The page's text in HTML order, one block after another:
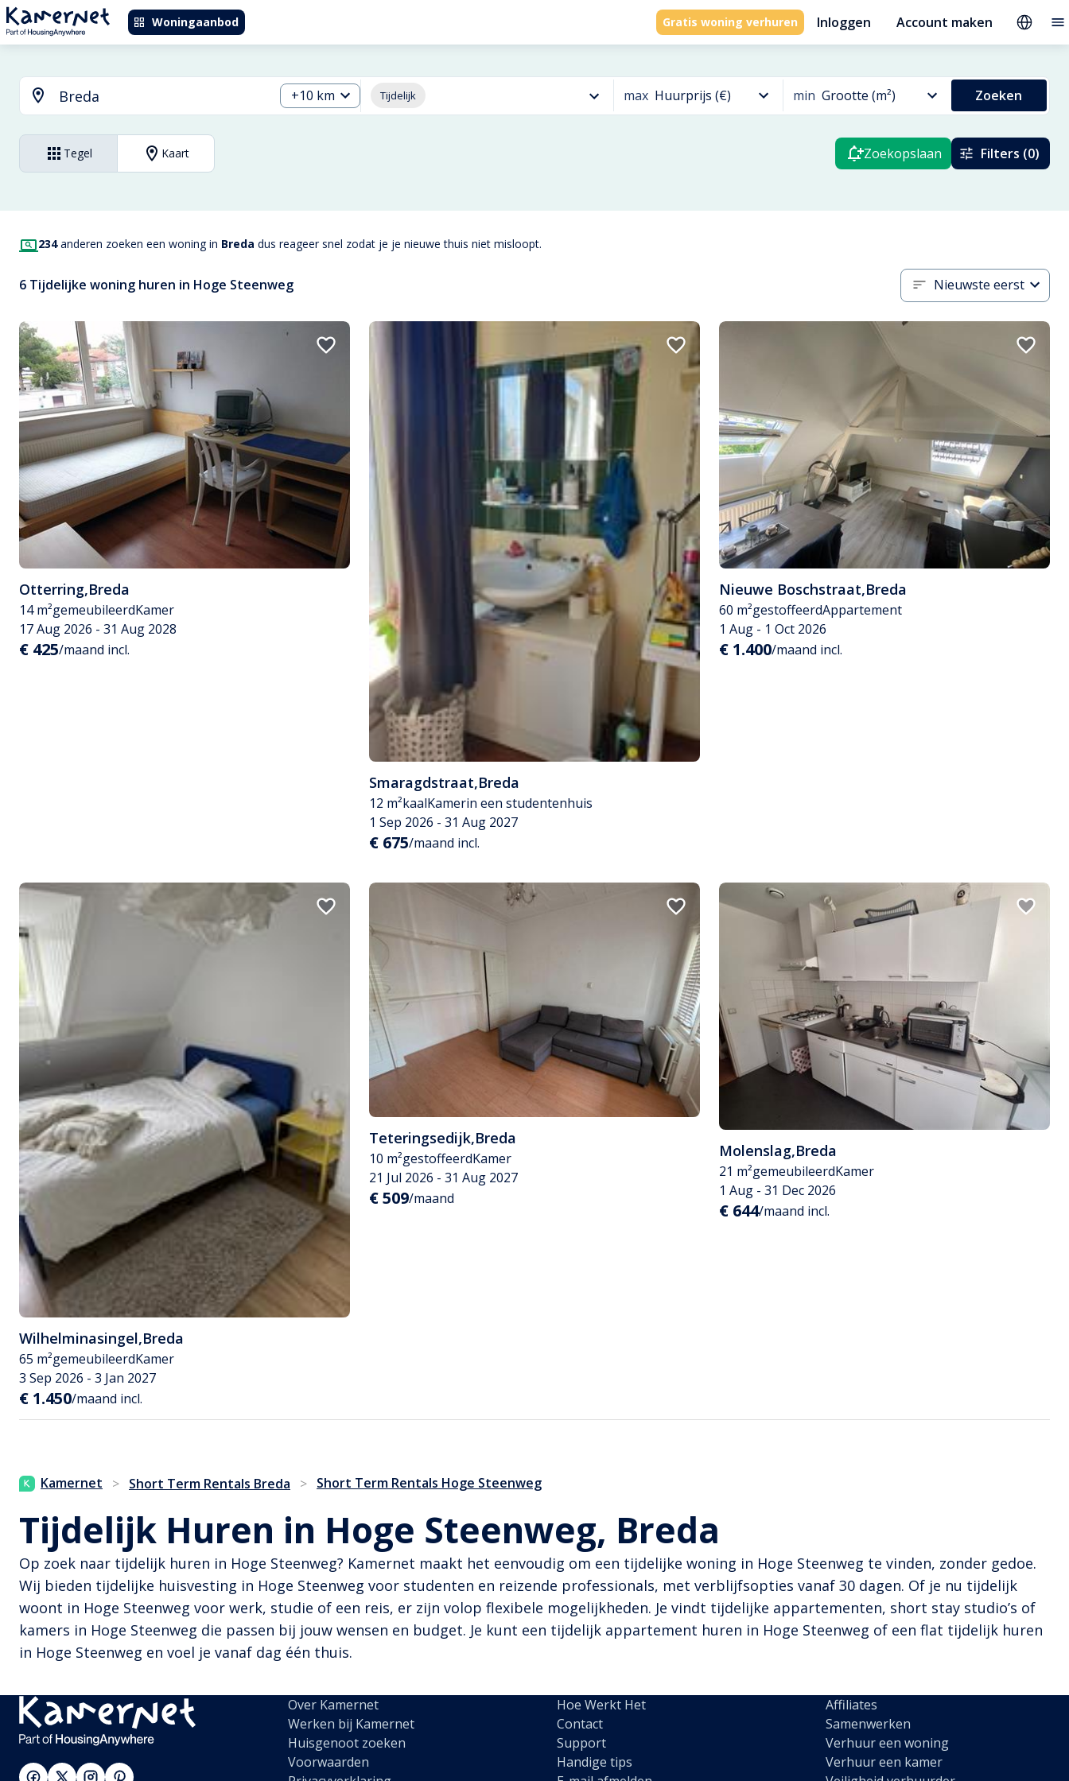
Woningaanbod Gratis woning verhuren Inloggen Account maken
+10 km Tijdelijk max Huurprijs (€) min Grootte (m²) Zoeken
Tegel Kaart Zoekopslaan Filters (0)
234anderen zoeken een woning in Breda dus reageer snel zodat je je nieuwe thuis niet misloopt.
6 Tijdelijke woning huren in Hoge Steenweg Nieuwste eerst
Otterring,Breda
14 m²gemeubileerdKamer
17 Aug 2026 - 31 Aug 2028
€ 425/maand incl.
Smaragdstraat,Breda
12 m²kaalKamerin een studentenhuis
1 Sep 2026 - 31 Aug 2027
€ 675/maand incl.
Nieuwe Boschstraat,Breda
60 m²gestoffeerdAppartement
1 Aug - 1 Oct 2026
€ 1.400/maand incl.
Wilhelminasingel,Breda
65 m²gemeubileerdKamer
3 Sep 2026 - 3 Jan 2027
€ 1.450/maand incl.
Teteringsedijk,Breda
10 m²gestoffeerdKamer
21 Jul 2026 - 31 Aug 2027
€ 509/maand
Molenslag,Breda
21 m²gemeubileerdKamer
1 Aug - 31 Dec 2026
€ 644/maand incl.
Kamernet > Short Term Rentals Breda > Short Term Rentals Hoge Steenweg
Tijdelijk Huren in Hoge Steenweg, Breda
Op zoek naar tijdelijk huren in Hoge Steenweg? Kamernet maakt het eenvoudig om een tijdelijke woning in Hoge Steenweg te vinden, zonder gedoe.
Wij bieden tijdelijke huisvesting in Hoge Steenweg voor studenten en reizende professionals, met verblijfsopties vanaf 30 dagen. Of je nu tijdelijk
woont in Hoge Steenweg voor werk, studie of een reis, er zijn volop flexibele mogelijkheden. Je vindt tijdelijke appartementen, short stay studio’s of
kamers in Hoge Steenweg die passen bij jouw wensen en budget. Je kunt een tijdelijk appartement huren in Hoge Steenweg of een flat tijdelijk huren
in Hoge Steenweg en voel je vanaf dag één thuis.
Over Kamernet
Werken bij Kamernet
Huisgenoot zoeken
Voorwaarden
Hoe Werkt Het
Contact
Support
Handige tips
Affiliates
Samenwerken
Verhuur een woning
Verhuur een kamer